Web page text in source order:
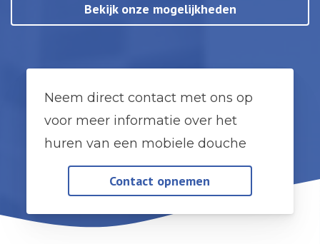
Bekijk onze mogelijkheden
Neem direct contact met ons op
voor meer informatie over het
huren van een mobiele douche
Contact opnemen